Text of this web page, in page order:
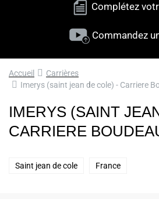
Complétez
Commandez
Accueil
Carrières
Imerys (saint jean de cole) - Carriere
IMERYS (SAINT
CARRIERE
Saint jean de cole France